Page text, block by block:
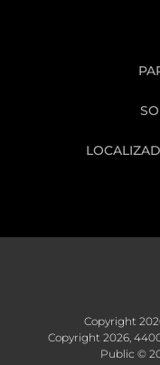
Copyright
Copyright 2026,
Public ©